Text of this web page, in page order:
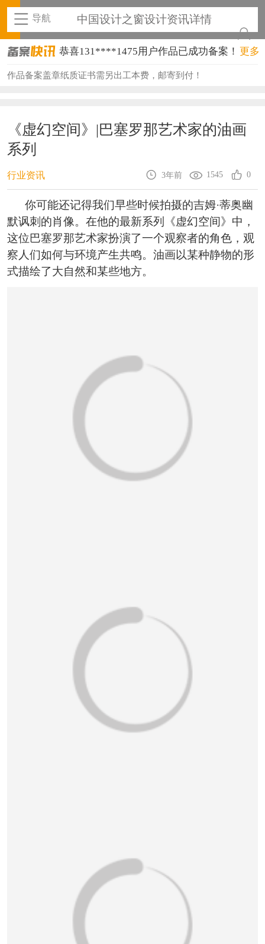
导航 中国设计之窗设计资讯详情
恭喜131****1475用户作品已成功备案！
恭喜133****8874用户作品已成功备案！
恭喜133****9020用户作品已成功备案！
恭喜159****4930用户作品已成功备案！
恭喜150****6483用户作品已成功备案！
恭喜131****2473用户作品已成功备案！
恭喜159****4201用户作品已成功备案！
恭喜133****6466用户作品已成功备案！
更多
作品备案盖章纸质证书需另出工本费，邮寄到付！
《虚幻空间》|巴塞罗那艺术家的油画
系列
行业资讯 3年前 1545 0
你可能还记得我们早些时候拍摄的吉姆·蒂奥幽
默讽刺的肖像。在他的最新系列《虚幻空间》中，
这位巴塞罗那艺术家扮演了一个观察者的角色，观
察人们如何与环境产生共鸣。油画以某种静物的形
式描绘了大自然和某些地方。